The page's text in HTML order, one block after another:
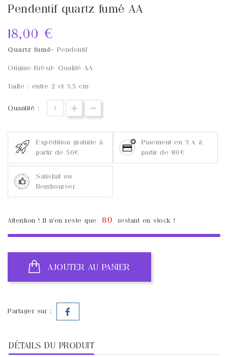
Pendentif quartz fumé AA
18,00 €
Quartz fumé - Pendentif
Origine Brésil- Qualité AA
Taille : entre 2 et 3.5 cm
Quantité :
Expédition gratuite à
partir de 50€
Paiement en 3 x à
partir de 80€
Satisfait ou
Rembourser
Attention ! Il n'en reste que 80 restant en stock !
AJOUTER AU PANIER
Partager sur :
DÉTAILS DU PRODUIT